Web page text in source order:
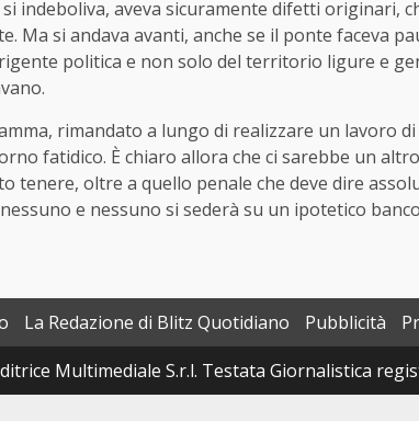
indeboliva, aveva sicuramente difetti originari,
Ma si andava avanti, anche se il ponte faceva
politica e non solo del territorio ligure e
rimandato a lungo di realizzare un lavoro
fatidico. È chiaro allora che ci sarebbe un
tenere, oltre a quello penale che deve dire
e nessuno si sederà su un ipotetico
La Redazione di Blitz Quotidiano Pubblicità
Multimediale S.r.l. Testata Giornalistica